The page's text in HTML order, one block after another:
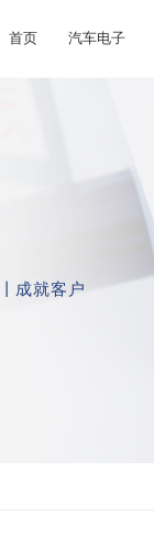
首页 汽车电子
成就客户